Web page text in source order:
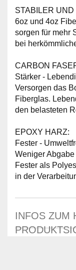
STABILER
6oz und 4oz
sorgen für mehr
bei
CARBON
Stärker -
Versorgen das
Fiberglas.
den belasteten
EPOXY HARZ:
Fester -
Weniger
Fester als
in der
INFOS ZUM